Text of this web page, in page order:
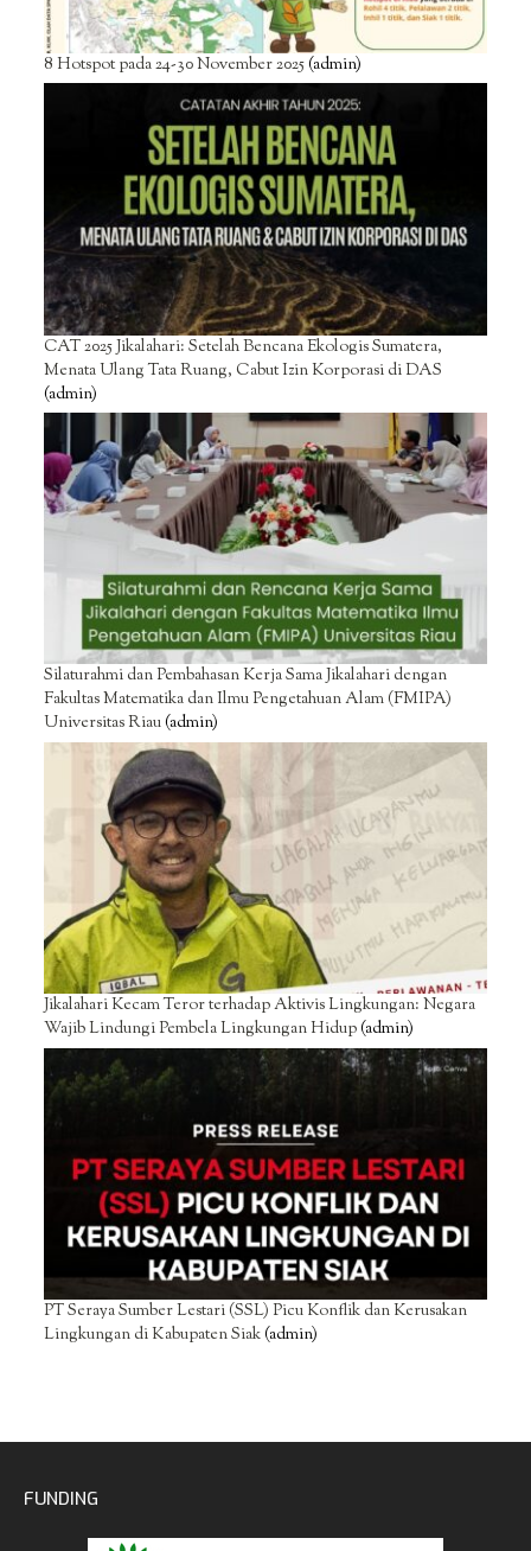
8 Hotspot pada 24-30 November 2025(admin)
CAT 2025 Jikalahari: Setelah Bencana Ekologis Sumatera,
Menata Ulang Tata Ruang, Cabut Izin Korporasi di DAS
(admin)
Silaturahmi dan Pembahasan Kerja Sama Jikalahari dengan
Fakultas Matematika dan Ilmu Pengetahuan Alam (FMIPA)
Universitas Riau(admin)
Jikalahari Kecam Teror terhadap Aktivis Lingkungan: Negara
Wajib Lindungi Pembela Lingkungan Hidup(admin)
PT Seraya Sumber Lestari (SSL) Picu Konflik dan Kerusakan
Lingkungan di Kabupaten Siak(admin)
FUNDING